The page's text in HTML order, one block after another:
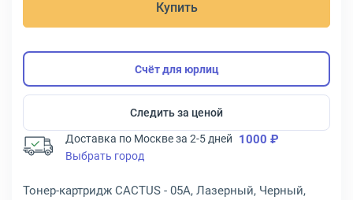
Купить
Счёт для юрлиц
Следить за ценой
Доставка по Москве за 2-5 дней 1000 ₽
Выбрать город
Тонер-картридж CACTUS - 05A, Лазерный, Черный,